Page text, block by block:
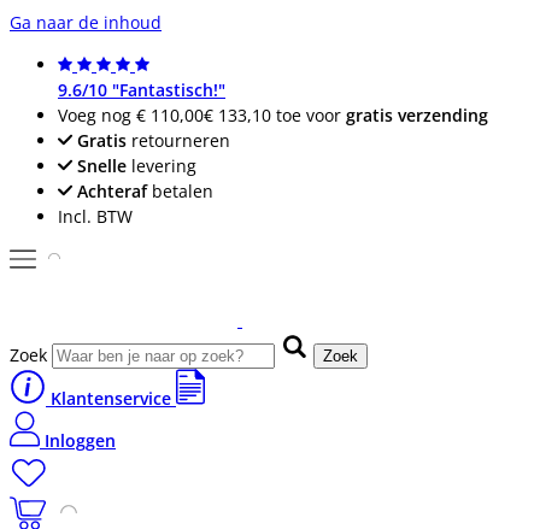
Ga naar de inhoud
9.6/10 "Fantastisch!"
Voeg nog € 110,00€ 133,10 toe voor gratis verzending
Gratis retourneren
Snelle levering
Achterafbetalen
Incl. BTW
Zoek Zoek
Klantenservice
Inloggen